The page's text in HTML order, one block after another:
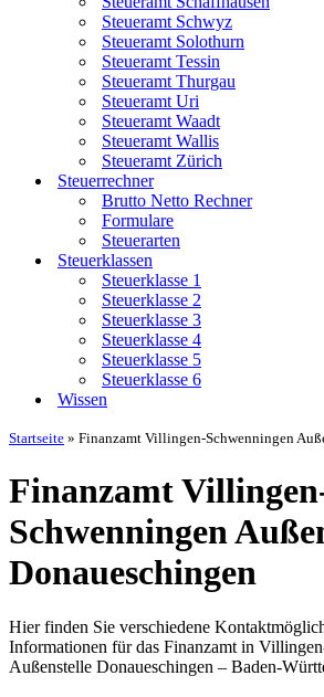
Steueramt Schwyz
Steueramt Solothurn
Steueramt Tessin
Steueramt Thurgau
Steueramt Uri
Steueramt Waadt
Steueramt Wallis
Steueramt Zürich
Steuerrechner
Brutto Netto Rechner
Formulare
Steuerarten
Steuerklassen
Steuerklasse 1
Steuerklasse 2
Steuerklasse 3
Steuerklasse 4
Steuerklasse 5
Steuerklasse 6
Wissen
Startseite » Finanzamt Villingen-Schwenningen
Finanzamt
Schwenningen
Donaueschingen
Hier finden Sie verschiedene
Informationen für das Finanzamt in
Außenstelle Donaueschingen – Baden-